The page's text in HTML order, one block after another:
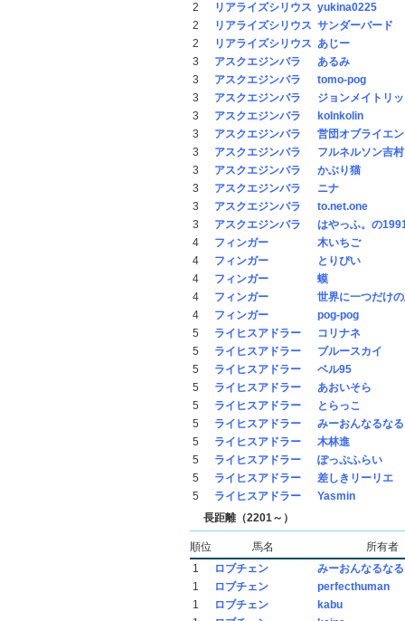
2
リアライズシリウス yukina0225
2
リアライズシリウス サンダーバード
2
リアライズシリウス あじー
3
アスクエジンバラ
あるみ
3
アスクエジンバラ
tomo-pog
3
アスクエジンバラ
ジョンメイトリ
3
アスクエジンバラ
kolnkolin
3
アスクエジンバラ
営団オブライエン
3
アスクエジンバラ
フルネルソン吉村
3
アスクエジンバラ
かぶり猫
3
アスクエジンバラ
ニナ
3
アスクエジンバラ
to.net.one
3
アスクエジンバラ
はやっふ。の
4
フィンガー
木いちご
4
フィンガー
とりぴい
4
フィンガー
蟆
4
フィンガー
世界に一つだけ
4
フィンガー
pog-pog
5
ライヒスアドラー
コリナネ
5
ライヒスアドラー
ブルースカイ
5
ライヒスアドラー
ベル95
5
ライヒスアドラー
あおいそら
5
ライヒスアドラー
とらっこ
5
ライヒスアドラー
みーおんなるなる
5
ライヒスアドラー
木林進
5
ライヒスアドラー
ぽっぷふらい
5
ライヒスアドラー
差しきリーリエ
5
ライヒスアドラー
Yasmin
長距離（2201～）
順位 馬名
所有者
1
ロブチェン
みーおんなるなる
1
ロブチェン
perfecthuman
1
ロブチェン
kabu